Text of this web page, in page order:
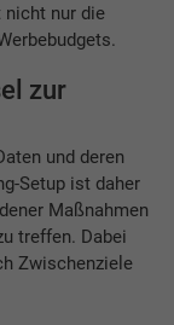
nicht nur die
zur
und deren
Setup ist daher
Maßnahmen
treffen. Dabei
Zwischenziele